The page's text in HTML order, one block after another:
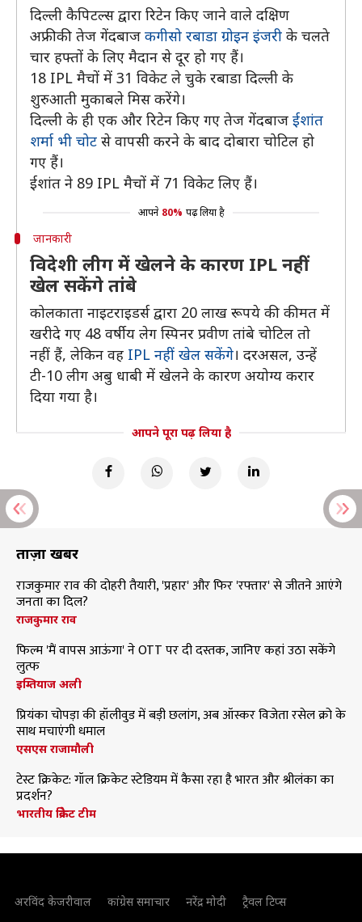
दिल्ली कैपिटल्स द्वारा रिटेन किए जाने वाले दक्षिण
अफ्रीकी तेज गेंदबाज कगीसो रबाडा ग्रोइन इंजरी के चलते
चार हफ्तों के लिए मैदान से दूर हो गए हैं।
18 IPL मैचों में 31 विकेट ले चुके रबाडा दिल्ली के
शुरुआती मुकाबले मिस करेंगे।
दिल्ली के ही एक और रिटेन किए गए तेज गेंदबाज ईशांत
शर्मा भी चोट से वापसी करने के बाद दोबारा चोटिल हो
गए हैं।
ईशांत ने 89 IPL मैचों में 71 विकेट लिए हैं।
आपने 80% पढ़ लिया है
जानकारी
विदेशी लीग में खेलने के कारण IPL नहीं
खेल सकेंगे तांबे
कोलकाता नाइटराइडर्स द्वारा 20 लाख रूपये की कीमत में
खरीदे गए 48 वर्षीय लेग स्पिनर प्रवीण तांबे चोटिल तो
नहीं हैं, लेकिन वह IPL नहीं खेल सकेंगे। दरअसल, उन्हें
टी-10 लीग अबु धाबी में खेलने के कारण अयोग्य करार
दिया गया है।
आपने पूरा पढ़ लिया है
ताज़ा खबरें
राजकुमार राव की दोहरी तैयारी, 'प्रहार' और फिर 'रफ्तार' से जीतने आएंगे
जनता का दिल?
राजकुमार राव
फिल्म 'मैं वापस आऊंगा' ने OTT पर दी दस्तक, जानिए कहां उठा सकेंगे
लुत्फ
इम्तियाज अली
प्रियंका चोपड़ा की हॉलीवुड में बड़ी छलांग, अब ऑस्कर विजेता रसेल क्रो के
साथ मचाएंगी धमाल
एसएस राजामौली
टेस्ट क्रिकेट: गॉल क्रिकेट स्टेडियम में कैसा रहा है भारत और श्रीलंका का
प्रदर्शन?
भारतीय क्रिकेट टीम
अरविंद केजरीवाल कांग्रेस समाचार नरेंद्र मोदी ट्रैवल टिप्स